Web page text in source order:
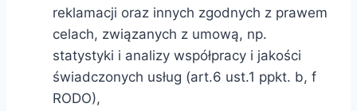
reklamacji oraz innych zgodnych z prawem
celach, związanych z umową, np.
statystyki i analizy współpracy i jakości
świadczonych usług (art.6 ust.1 ppkt. b, f
RODO),